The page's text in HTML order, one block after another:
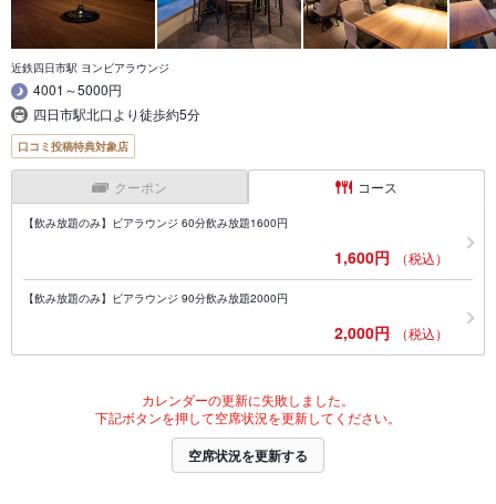
近鉄四日市駅 ヨンビアラウンジ
4001～5000円
四日市駅北口より徒歩約5分
口コミ投稿特典対象店
クーポン コース
【飲み放題のみ】ビアラウンジ 60分飲み放題1600円
1,600円 （税込）
【飲み放題のみ】ビアラウンジ 90分飲み放題2000円
2,000円 （税込）
カレンダーの更新に失敗しました。
下記ボタンを押して空席状況を更新してください。
空席状況を更新する